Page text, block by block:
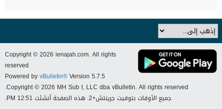
Copyright © 2026 ienajah.com. All rights
reserved
Powered byvBulletin®Version 5.7.5
Copyright © 2026 MH Sub I, LLC dba vBulletin. All rights reserved.
جميع الأوقات بتوقيت جرينتش+2. هذه الصفحة أنشئت 12:51 PM.